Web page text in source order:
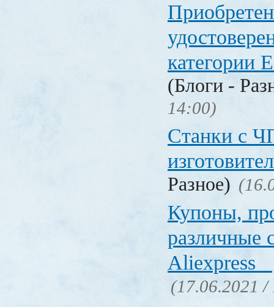
категории
(Блоги -
14:00)
Станки с
Разное)
Купоны,
различные
Aliexpress
(17.06.2021 /